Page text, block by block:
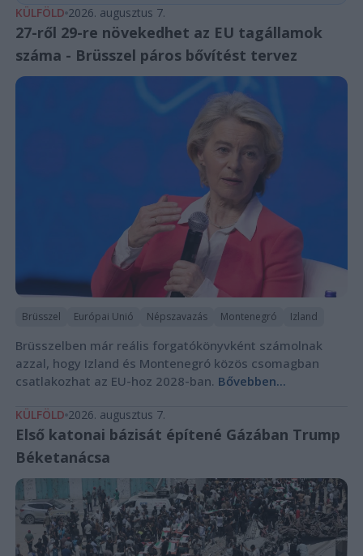
KÜLFÖLD 2026. augusztus 7.
27-ről 29-re növekedhet az EU tagállamok
száma - Brüsszel páros bővítést tervez
Brüsszel Európai Unió Népszavazás Montenegró Izland
Brüsszelben már reális forgatókönyvként számolnak
azzal, hogy Izland és Montenegró közös csomagban
csatlakozhat az EU-hoz 2028-ban. Bővebben...
KÜLFÖLD 2026. augusztus 7.
Első katonai bázisát építené Gázában Trump
Béketanácsa